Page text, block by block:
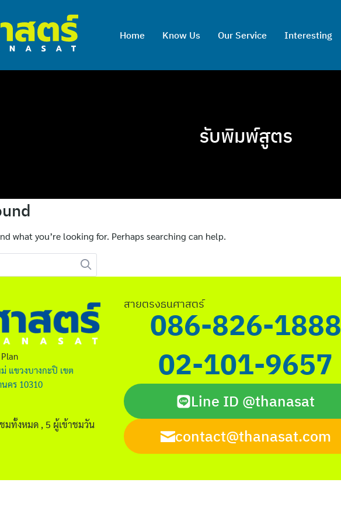
Home Know Us Our Service Interesting
for:
รับพิมพ์สูตร
what you’re looking for. Perhaps searching can help.
แขวงบางกะปิ เขต
คร 10310
มทั้งหมด , 5 ผู้เข้าชมวัน
สายตรงธนศาสตร์
086-826-1888
02-101-9657
Line ID @thanasat
contact@thanasat.com